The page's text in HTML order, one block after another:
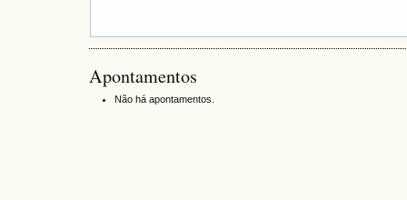
Apontamentos
Não há apontamentos.